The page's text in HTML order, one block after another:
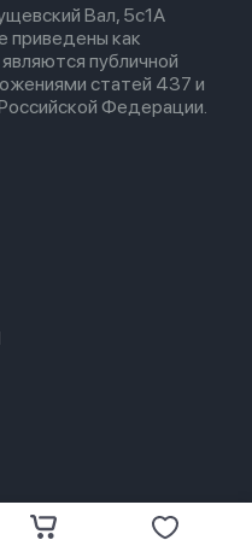
Вал, 5с1А
приведены как
публичной
статей 437 и
Федерации.